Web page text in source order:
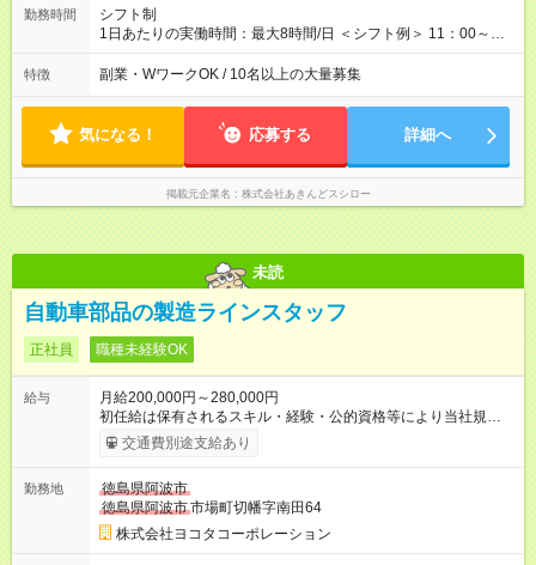
す。 ＜水準以上の収入を得られる環境！＞ 全社員の平均年収は
603万円（平均月給38万9000円／2025年度実績）で、店長の平
らに自己負担額2万円の寮や各種手当があるため「前職より貯金
できている」と話す社員が多くいます！ 【試用期間】試用期間
あり 試用期間の長さ：3ヶ月 雇用形態、給与は本採用時と同じ
です。
勤務時間
シフト制
1日あたりの実働時間：最大8時間/日 ＜シフト例＞ 11：00～
20：00、12：00～21：00、15：00～24：00 ※1ヶ月単位の変
形労働時間制（週平均実働40時間） ◎残業は月30h程度。1店舗
出勤前にジムに通う社員も多くいま す。繁忙期以外は1日通して
働くことがほぼありません！
特徴 副業・WワークOK / 10名以上の大量募集
気になる！ 応募する 詳細へ
掲載元企業名 株式会社あきんどスシロー
未読
自動車部品の製造ラインスタッフ
正社員 職種未経験OK
給与
月給200,000円～280,000円
初任給は保有されるスキル・経験・公的資格等により当社規定
に基づき決定します ＜諸手当＞ ・通勤手当〈上限3万まで〉 ・
時間外手当 ・公資格手当〈最大4つまで支給〉 ※会社が支給対
夜手当 ・交替手当 ・役付手当（部長、課長、係長、主任、リー
ダー、サブリーダー等） ・職務手当（工場長等） ・家賃補助手
当（条件有） 等 【試用期間】試用期間あり 試用期間の長さ：3
ヶ月 雇用形態、給与は本採用時と同じです。
交通費別途支給あり
勤務地
徳島県阿波市
徳島県阿波市市場町切幡字南田64
株式会社ヨコタコーポレーション